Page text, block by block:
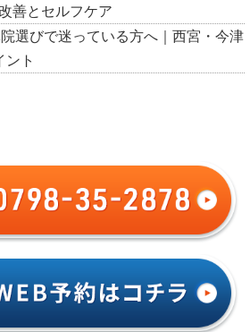
善とセルフケア
選びで迷っている方へ｜西宮・今津
ント